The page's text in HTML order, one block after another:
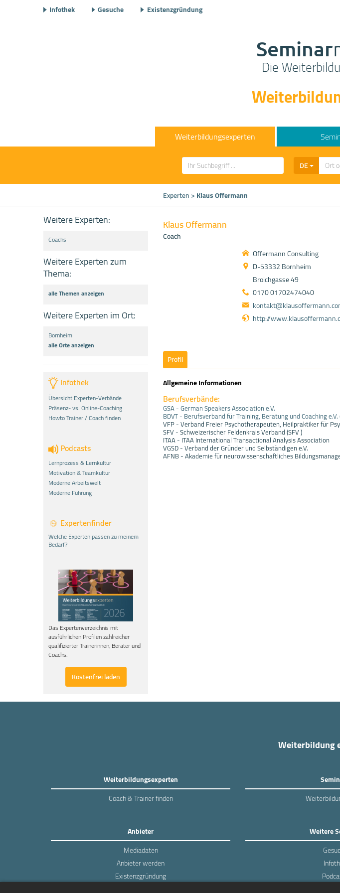
Infothek Gesuche Existenzgründung
Seminar
Die
Weiterbildungsexperten
DE
Experten>Klaus Offermann
Weitere Experten:
Coachs
Weitere Experten zum
Thema:
alle Themen anzeigen
Weitere Experten im Ort:
Bornheim
alle Orte anzeigen
Infothek
Übersicht Experten-Verbände
Präsenz- vs. Online-Coaching
Howto Trainer / Coach finden
Podcasts
Lernprozess & Lernkultur
Motivation & Teamkultur
Moderne Arbeitswelt
Moderne Führung
Expertenfinder
Welche Experten passen zu meinem
Bedarf?
Das Expertenverzeichnis mit
ausführlichen Profilen zahlreicher
qualifizierter Trainerinnen, Berater und
Coachs.
Kostenfrei laden
Klaus Offermann
Coach
Offermann Consulting
D-53332 Bornheim
Broichgasse 49
0170 01702474040
http://
Profil
Allgemeine Informationen
Berufsverbände:
GSA - German Speakers Association e.V.
BDVT - Berufsverband für Training, Beratung und Coaching e.V.
VFP - Verband Freier Psychotherapeuten, Heilpraktiker für
SFV - Schweizerischer Feldenkrais Verband (SFV )
ITAA - ITAA International Transactional Analysis Association
VGSD - Verband der Gründer und Selbständigen e.V.
AFNB - Akademie für neurowissenschaftliches
Weiterbildung
Weiterbildungsexperten
Coach & Trainer finden
Anbieter
Mediadaten
Anbieter werden
Existenzgründung
Weitere